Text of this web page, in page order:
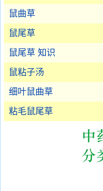
鼠曲草
鼠尾草
鼠尾草 知识
鼠粘子汤
细叶鼠曲草
粘毛鼠尾草